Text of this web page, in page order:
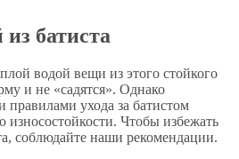
батиста
водой вещи из этого стойкого
и не «садятся». Однако
ухода за батистом
Чтобы избежать
соблюдайте наши рекомендации.